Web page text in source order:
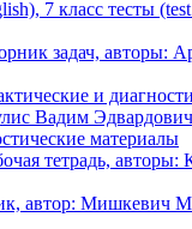
материалы